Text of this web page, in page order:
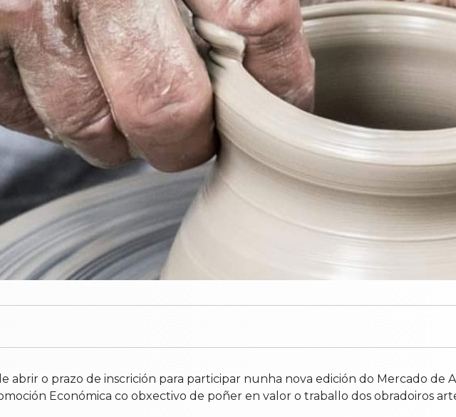
abrir o prazo de inscrición para participar nunha nova edición do Mercado de
Económica co obxectivo de poñer en valor o traballo dos obradoiros